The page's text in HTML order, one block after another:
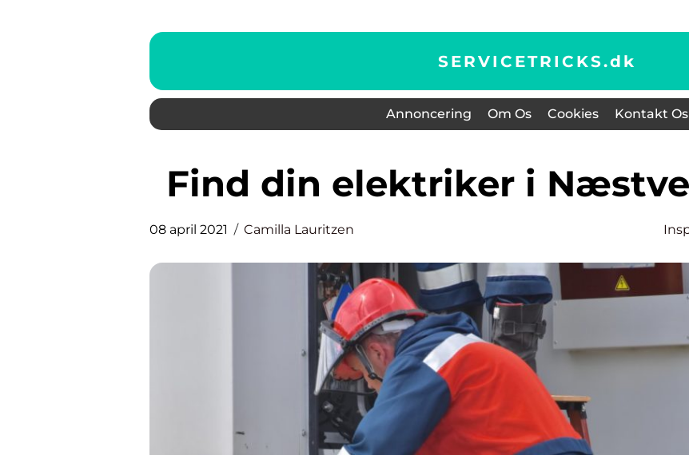
SERVICETRICKS.dk
Annoncering Om Os Cookies Kontakt Os
Find din elektriker i
08 april 2021 Camilla Lauritzen